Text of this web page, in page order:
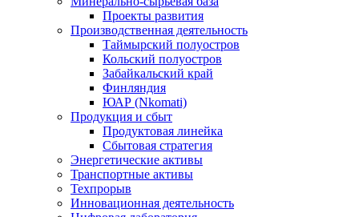
Проекты развития
Производственная деятельность
Таймырский полуостров
Кольский полуостров
Забайкальский край
Финляндия
ЮАР (Nkomati)
Продукция и сбыт
Продуктовая линейка
Сбытовая стратегия
Энергетические активы
Транспортные активы
Техпрорыв
Инновационная деятельность